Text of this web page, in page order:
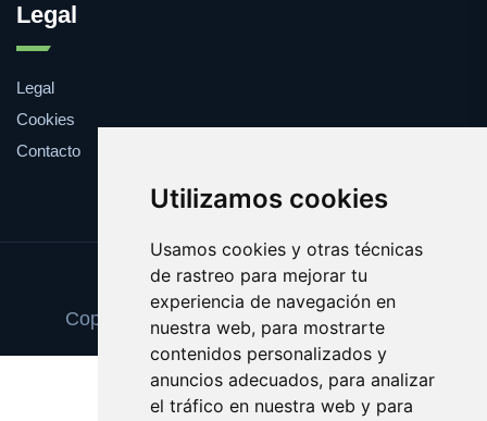
Utilizamos cookies
Usamos cookies y otras técnicas
de rastreo para mejorar tu
experiencia de navegación en
nuestra web, para mostrarte
contenidos personalizados y
anuncios adecuados, para analizar
el tráfico en nuestra web y para
Legal
Legal
Cookies
Contacto
Update cookies preferences
Copyright © 2025 eldiadelfindelmundo.es